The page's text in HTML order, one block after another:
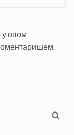
у овом